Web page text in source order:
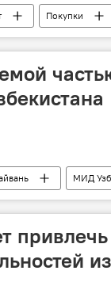
Покупки
МИД
привлечь
из